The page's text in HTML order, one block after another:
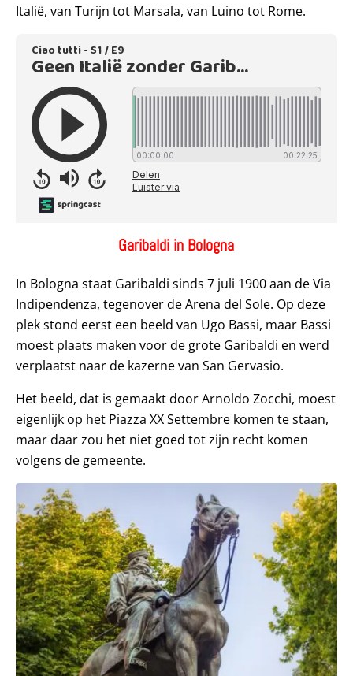
Italië, van Turijn tot Marsala, van Luino tot Rome.
Garibaldi in Bologna
In Bologna staat Garibaldi sinds 7 juli 1900 aan de Via
Indipendenza, tegenover de Arena del Sole. Op deze
plek stond eerst een beeld van Ugo Bassi, maar Bassi
moest plaats maken voor de grote Garibaldi en werd
verplaatst naar de kazerne van San Gervasio.
Het beeld, dat is gemaakt door Arnoldo Zocchi, moest
eigenlijk op het Piazza XX Settembre komen te staan,
maar daar zou het niet goed tot zijn recht komen
volgens de gemeente.